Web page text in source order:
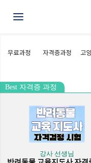
Toggle navigation
Best 자격증 과정
강사 선생님